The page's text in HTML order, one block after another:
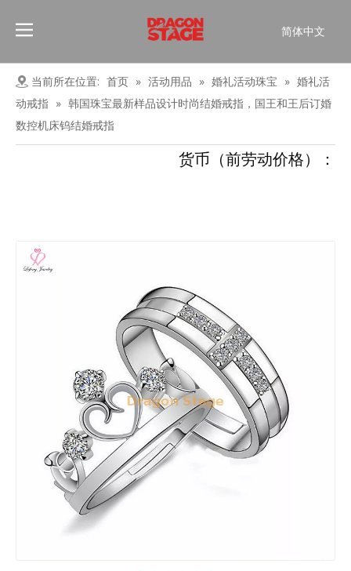
简体中文
Pусский
Español
العربية
English
当前所在位置: 首页 » 活动用品 » 婚礼活动珠宝 » 婚礼活
动戒指 » 韩国珠宝最新样品设计时尚结婚戒指，国王和王后订婚
数控机床钨结婚戒指
货币（前劳动价格）：